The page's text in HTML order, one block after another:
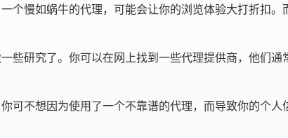
个慢如蜗牛的代理，可能会让你的浏览体验大打折扣
些研究了。你可以在网上找到一些代理提供商，他们
可不想因为使用了一个不靠谱的代理，而导致你的个